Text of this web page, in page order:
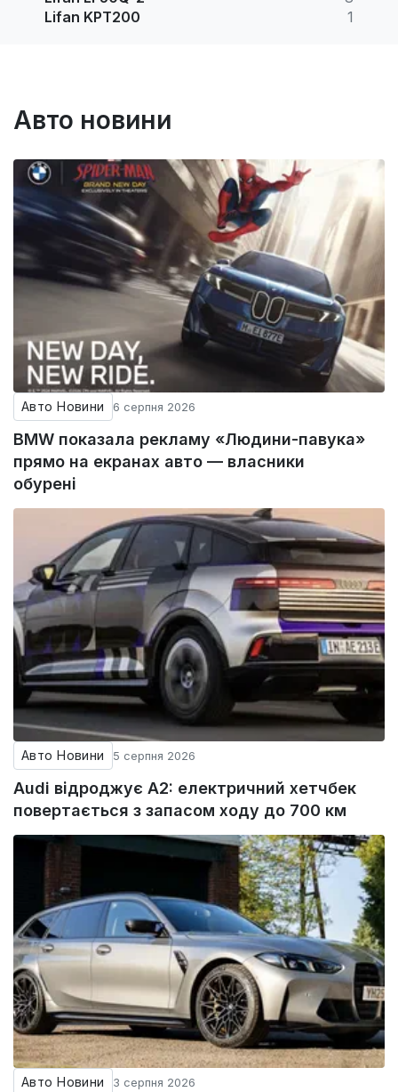
Lifan KPT200
1
Авто новини
Авто Новини 6 серпня 2026
BMW показала рекламу «Людини-павука»
прямо на екранах авто — власники
обурені
Авто Новини 5 серпня 2026
Audi відроджує A2: електричний хетчбек
повертається з запасом ходу до 700 км
Авто Новини 3 серпня 2026